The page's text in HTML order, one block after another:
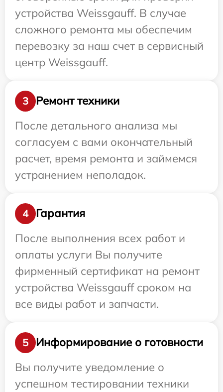
устройства Weissgauff. В случае
сложного ремонта мы обеспечим
перевозку за наш счет в сервисный
центр Weissgauff.
3
Ремонт техники
После детального анализа мы
согласуем с вами окончательный
расчет, время ремонта и займемся
устранением неполадок.
4
Гарантия
После выполнения всех работ и
оплаты услуги Вы получите
фирменный сертификат на ремонт
устройства Weissgauff сроком на
все виды работ и запчасти.
5
Информирование о готовности
Вы получите уведомление о
успешном тестировании техники